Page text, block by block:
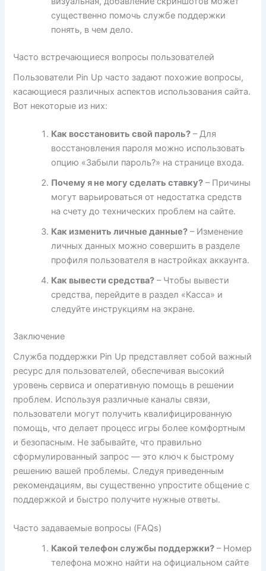
существенно помочь службе поддержки
понять, в чем дело.
Часто встречающиеся вопросы пользователей
Пользователи Pin Up часто задают похожие вопросы,
касающиеся различных аспектов использования сайта.
Вот некоторые из них:
Как восстановить свой пароль? – Для
восстановления пароля можно использовать
опцию «Забыли пароль?» на странице входа.
Почему я не могу сделать ставку? – Причины
могут варьироваться от недостатка средств
на счету до технических проблем на сайте.
Как изменить личные данные? – Изменение
личных данных можно совершить в разделе
профиля пользователя в настройках аккаунта.
Как вывести средства? – Чтобы вывести
средства, перейдите в раздел «Касса» и
следуйте инструкциям на экране.
Заключение
Служба поддержки Pin Up представляет собой важный
ресурс для пользователей, обеспечивая высокий
уровень сервиса и оперативную помощь в решении
проблем. Используя различные каналы связи,
пользователи могут получить квалифицированную
помощь, что делает процесс игры более комфортным
и безопасным. Не забывайте, что правильно
сформулированный запрос — это ключ к быстрому
решению вашей проблемы. Следуя приведенным
рекомендациям, вы существенно упростите общение с
поддержкой и быстро получите нужные ответы.
Часто задаваемые вопросы (FAQs)
Какой телефон службы поддержки? – Номер
телефона можно найти на официальном сайте